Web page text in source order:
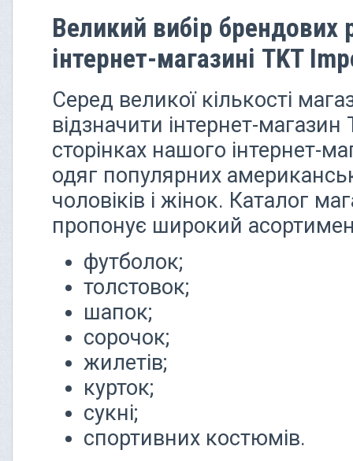
Великий вибір брендових
інтернет-магазині TKT
Серед великої кількості
відзначити інтернет-
сторінках нашого інтернет-
одяг популярних
чоловіків і жінок. Каталог
пропонує широкий
футболок;
толстовок;
шапок;
сорочок;
жилетів;
курток;
сукні;
спортивних костюмів.